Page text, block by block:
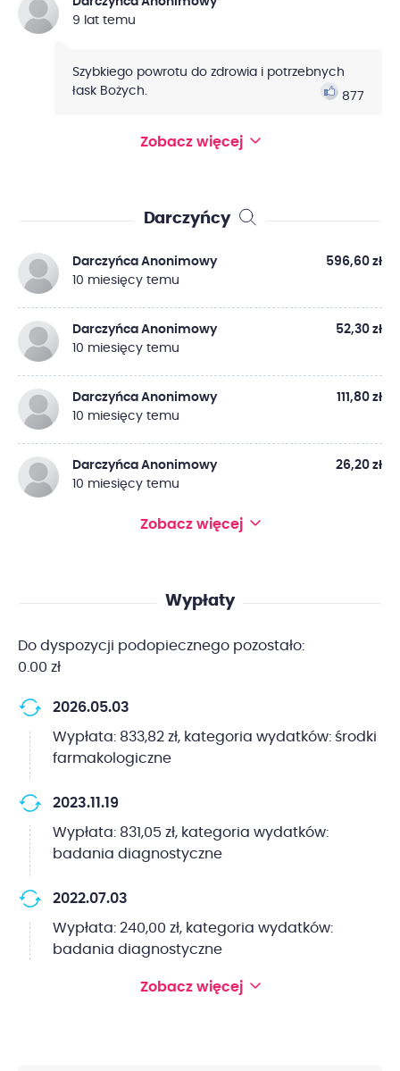
9 lat temu
Szybkiego powrotu do zdrowia i potrzebnych
łask Bożych.
877
Zobacz więcej
Darczyńcy
Darczyńca Anonimowy
10 miesięcy temu
596,60 zł
Darczyńca Anonimowy
10 miesięcy temu
52,30 zł
Darczyńca Anonimowy
10 miesięcy temu
111,80 zł
Darczyńca Anonimowy
10 miesięcy temu
26,20 zł
Zobacz więcej
Wypłaty
Do dyspozycji podopiecznego pozostało:
0.00 zł
2026.05.03
Wypłata: 833,82 zł, kategoria wydatków: środki
farmakologiczne
2023.11.19
Wypłata: 831,05 zł, kategoria wydatków:
badania diagnostyczne
2022.07.03
Wypłata: 240,00 zł, kategoria wydatków:
badania diagnostyczne
Zobacz więcej